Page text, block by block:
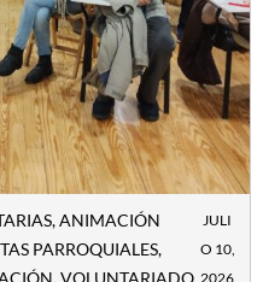
,ANIMACIÓN
PARROQUIALES,
JULI
O 10,
2026